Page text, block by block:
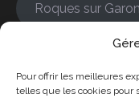
Pour offrir les meilleures
telles que les cookies pour
Roques sur
Bonrepos-sur-
Cambernard